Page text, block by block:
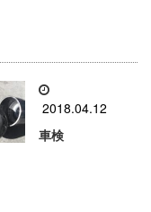
2018.04.12
車検